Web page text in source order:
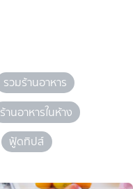
รวมร้านอาหาร
ร้านอาหารในห้าง
ฟู้ดทิปส์